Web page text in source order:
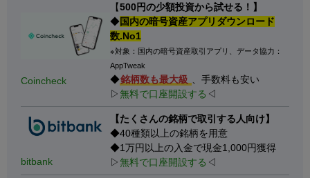
Coincheck
【500円の少額投資から試せる！】
◆国内の暗号資産アプリダウンロード
数.No1
※対象：国内の暗号資産取引アプリ、データ協力：
AppTweak
◆銘柄数も最大級
、手数料も安い
▷無料で口座開設する ◁
bitbank
【たくさんの銘柄で取引する人向け】
◆40種類以上の銘柄を用意
◆1万円以上の入金で現金1,000円獲得
▷無料で口座開設する ◁